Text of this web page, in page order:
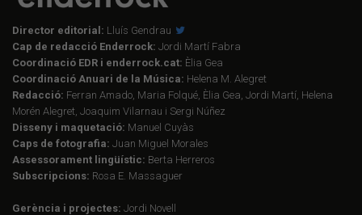
Director editorial: Lluís Gendrau
Cap de redacció Enderrock: Jordi Martí Fabra
Coordinació EDR i enderrock.cat: Èlia Gea
Coordinació Anuari de la Música: Helena M. Alegret
Redacció: Ferran Amado, Maria Folqué, Èlia Gea, Jordi Martí, Helena
Morén Alegret, Joaquim Vilarnau i Sergi Núñez
Disseny i maquetació: Manuel Cuyàs
Caps de fotografia: Juan Miguel Morales
Assessorament lingüístic: Berta Herreros
Subscripcions: Rosa E. Massaguer
Gerència i projectes: Jordi Novell